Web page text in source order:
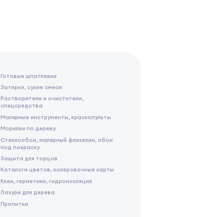
Готовые шпатлевки
Затирки, сухие смеси
Растворители и очистители,
спецсредства
Малярные инструменты, краскопульты
Морилки по дереву
Стеклообои, малярный флизелин, обои
под покраску
Защита для торцов
Каталоги цветов, колеровочные карты
Клеи, герметики, гидроизоляция
Лазури для дерева
Пропитки